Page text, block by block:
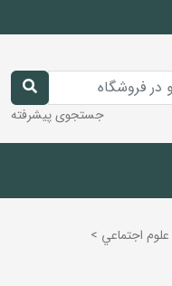
جستجوی پیشرفته
علوم اجتماعي >